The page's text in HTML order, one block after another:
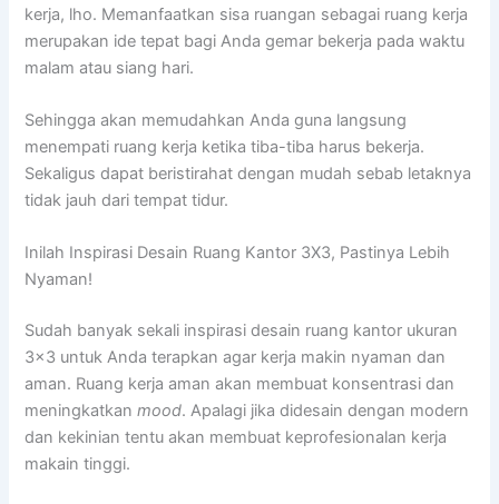
kerja, lho. Memanfaatkan sisa ruangan sebagai ruang kerja
merupakan ide tepat bagi Anda gemar bekerja pada waktu
malam atau siang hari.
Sehingga akan memudahkan Anda guna langsung
menempati ruang kerja ketika tiba-tiba harus bekerja.
Sekaligus dapat beristirahat dengan mudah sebab letaknya
tidak jauh dari tempat tidur.
Inilah Inspirasi Desain Ruang Kantor 3X3, Pastinya Lebih
Nyaman!
Sudah banyak sekali inspirasi desain ruang kantor ukuran
3×3 untuk Anda terapkan agar kerja makin nyaman dan
aman. Ruang kerja aman akan membuat konsentrasi dan
meningkatkanmood. Apalagi jika didesain dengan modern
dan kekinian tentu akan membuat keprofesionalan kerja
makain tinggi.